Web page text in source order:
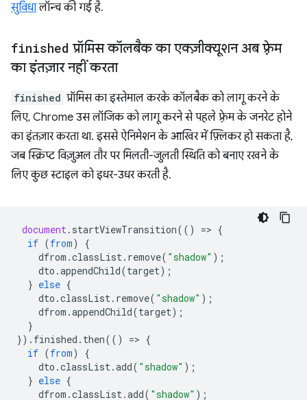
सुविधालॉन्च की गई है.
finished प्रॉमिस कॉलबैक का एक्ज़ीक्यूशन अब फ़्रेम
का इंतज़ार नहीं करता
finished प्रॉमिस का इस्तेमाल करके कॉलबैक को लागू करने के
लिए, Chrome उस लॉजिक को लागू करने से पहले फ़्रेम के जनरेट होने
का इंतज़ार करता था. इससे ऐनिमेशन के आखिर में फ़्लिकर हो सकता है,
जब स्क्रिप्ट विज़ुअल तौर पर मिलती-जुलती स्थिति को बनाए रखने के
लिए कुछ स्टाइल को इधर-उधर करती है.
document. startViewTransition(() => {
if (from)
{
dfrom .classList. remove( "shadow" );
dto .appendChild(target);
} else {
dto .classList. remove( "shadow" );
dfrom .appendChild(target);
}
}). finished . then(() => {
if (from)
{
dto .classList.add( "shadow" );
} else {
dfrom .classList.add( "shadow" );